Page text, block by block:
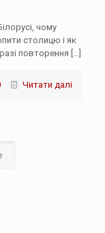
чому
столицю і як
повторення […]
Читати далі